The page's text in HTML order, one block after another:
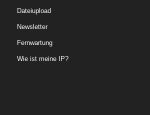
Dateiupload
Newsletter
Fernwartung
Wie ist meine IP?